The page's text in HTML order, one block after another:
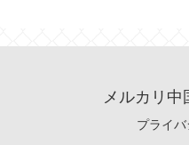
メルカリ中
プライ